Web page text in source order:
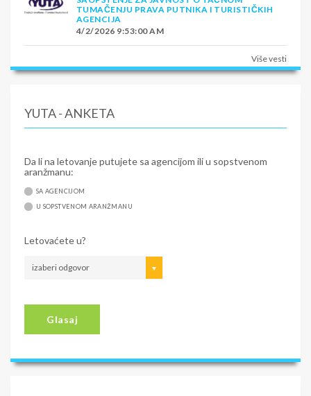
TUMAČENJU PRAVA PUTNIKA I TURISTIČKIH
AGENCIJA
4/2/2026 9:53:00 AM
Više vesti
YUTA - ANKETA
Da li na letovanje putujete sa agencijom ili u sopstvenom
aranžmanu:
SA AGENCIJOM
U SOPSTVENOM ARANŽMANU
Letovaćete u?
izaberi odgovor
Glasaj